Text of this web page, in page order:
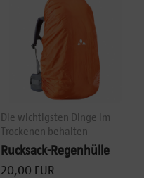
Die wichtigsten Dinge im
Trockenen behalten
Rucksack-Regenhülle
20,00 EUR